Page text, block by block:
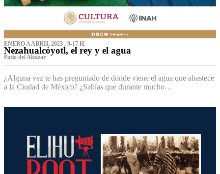
ENERO A ABRIL 2023 , 9-17 H.
Nezahualcóyotl, el rey y el agua
Patio del Alcázar
¿Alguna vez te has preguntado de dónde viene el agua que abastece
a la Ciudad de México? ¿Sabías que durante mucho…